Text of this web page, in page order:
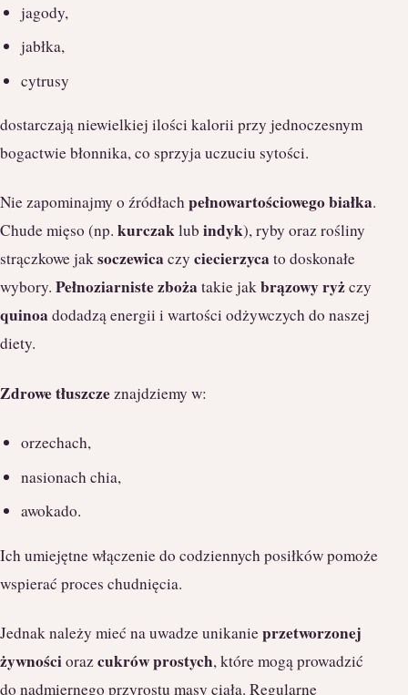
jagody,
jabłka,
cytrusy
dostarczają niewielkiej ilości kalorii przy jednoczesnym
bogactwie błonnika, co sprzyja uczuciu sytości.
Nie zapominajmy o źródłachpełnowartościowego białka.
Chude mięso (np. kurczaklub indyk), ryby oraz rośliny
strączkowe jaksoczewica czy ciecierzyca to doskonałe
wybory. Pełnoziarniste zboża takie jakbrązowy ryżczy
quinoa dodadzą energii i wartości odżywczych do naszej
diety.
Zdrowe tłuszczeznajdziemy w:
orzechach,
nasionach chia,
awokado.
Ich umiejętne włączenie do codziennych posiłków pomoże
wspierać proces chudnięcia.
Jednak należy mieć na uwadze unikanieprzetworzonej
żywnościorazcukrów prostych, które mogą prowadzić
do nadmiernego przyrostu masy ciała. Regularne